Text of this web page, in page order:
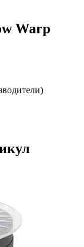
Warp